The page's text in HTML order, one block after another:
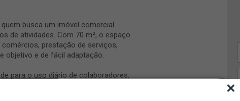
busca um imóvel comercial
de atividades. Com 70 m², o espaço
prestação de serviços,
objetivo e de fácil adaptação.
para o uso diário de colaboradores,
conforme a necessidade do
manutenção.